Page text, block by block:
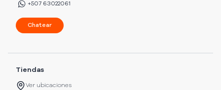
+507 63022061
Chatear
Tiendas
Ver ubicaciones